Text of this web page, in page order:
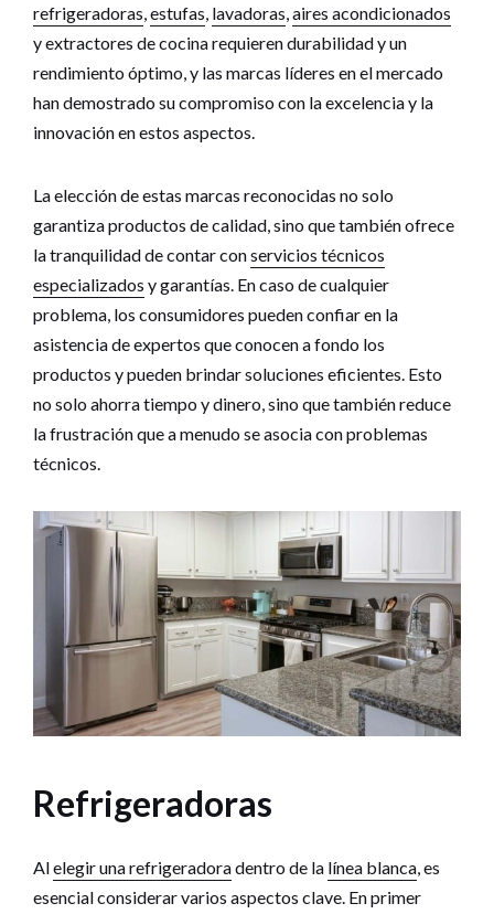
refrigeradoras,estufas, lavadoras,aires acondicionados
y extractores de cocina requieren durabilidad y un
rendimiento óptimo, y las marcas líderes en el mercado
han demostrado su compromiso con la excelencia y la
innovación en estos aspectos.
La elección de estas marcas reconocidas no solo
garantiza productos de calidad, sino que también ofrece
la tranquilidad de contar conservicios técnicos
especializados y garantías. En caso de cualquier
problema, los consumidores pueden confiar en la
asistencia de expertos que conocen a fondo los
productos y pueden brindar soluciones eficientes. Esto
no solo ahorra tiempo y dinero, sino que también reduce
la frustración que a menudo se asocia con problemas
técnicos.
Refrigeradoras
Alelegir una refrigeradoradentro de la línea blanca , es
esencial considerar varios aspectos clave. En primer